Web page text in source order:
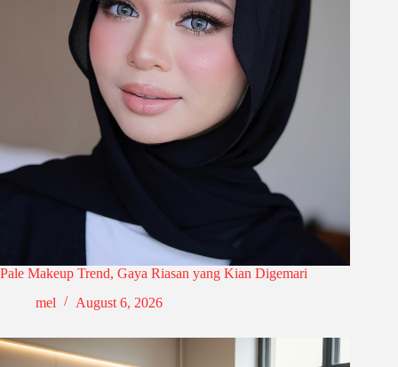
Pale Makeup Trend, Gaya Riasan yang Kian Digemari
mel
August 6, 2026